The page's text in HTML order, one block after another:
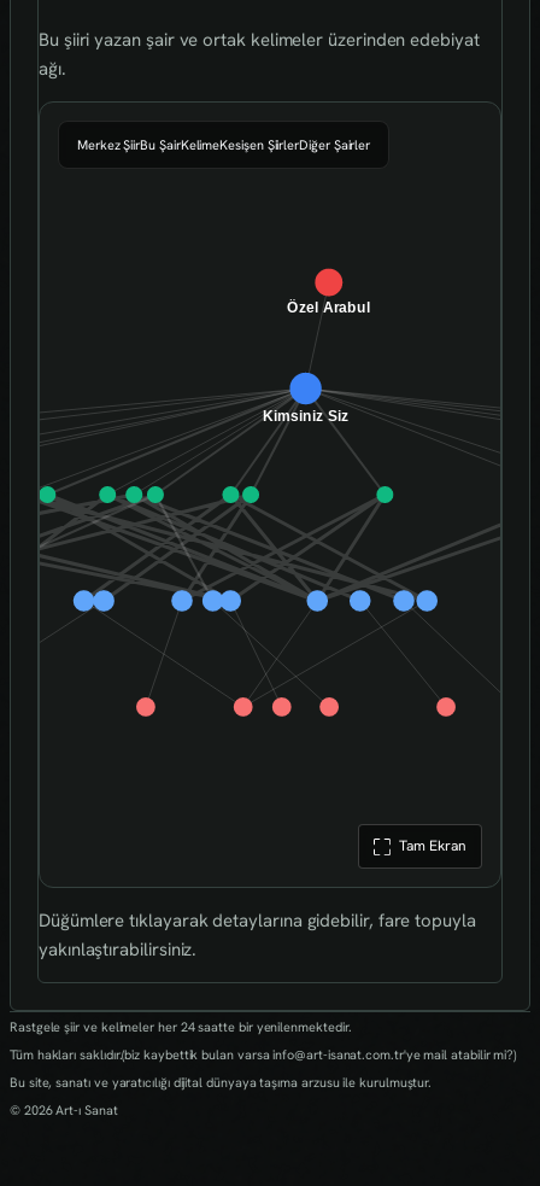
Bu şiiri yazan şair ve ortak kelimeler üzerinden edebiyat
ağı.
Tam Ekran
Merkez ŞiirBu ŞairKelimeKesişen ŞiirlerDiğer Şairler
Düğümlere tıklayarak detaylarına gidebilir, fare topuyla
yakınlaştırabilirsiniz.
Rastgele şiir ve kelimeler her 24 saatte bir yenilenmektedir.
Tüm hakları saklıdır.(biz kaybettik bulan varsa info@art-isanat.com.tr'ye mail atabilir mi?)
Bu site, sanatı ve yaratıcılığı dijital dünyaya taşıma arzusu ile kurulmuştur.
© 2026 Art-ı Sanat